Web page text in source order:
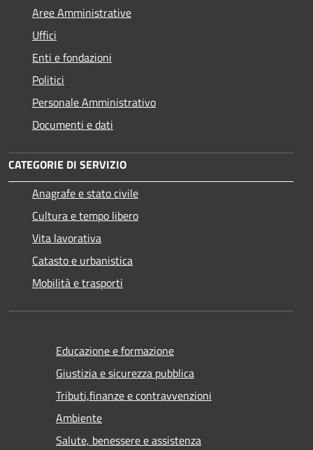
Aree Amministrative
Uffici
Enti e fondazioni
Politici
Personale Amministrativo
Documenti e dati
CATEGORIE DI SERVIZIO
Anagrafe e stato civile
Cultura e tempo libero
Vita lavorativa
Catasto e urbanistica
Mobilità e trasporti
Educazione e formazione
Giustizia e sicurezza pubblica
Tributi,finanze e contravvenzioni
Ambiente
Salute, benessere e assistenza